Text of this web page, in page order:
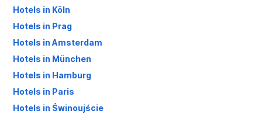
Hotels in Köln
Hotels in Prag
Hotels in Amsterdam
Hotels in München
Hotels in Hamburg
Hotels in Paris
Hotels in Świnoujście